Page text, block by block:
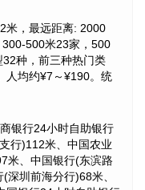
米，最远距离: 2000
500米23家，500
种，前三种热门类
人均约¥7～¥190。统
银行24小时自助银行
行)112米、中国农业
米、中国银行(东滨路
圳前海分行)68米、